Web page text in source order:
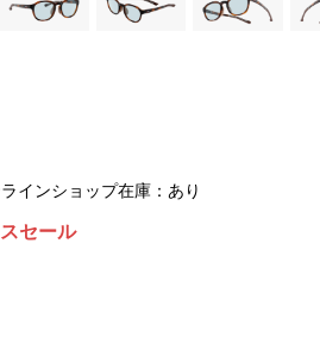
インショップ在庫：あり
セール